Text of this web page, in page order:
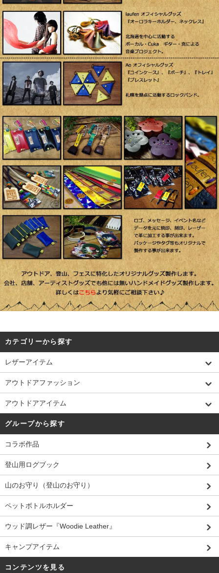
カテゴリーから探す
レザーアイテム
アウトドアファッション
アウトドアアイテム
グループから探す
コラボ作品
登山用ログブック
山のお守り（登山のお守り）
ペットボトルホルダー
ウッド調レザー『Woodie Leather』
キャンプアイテム
コンテンツを見る